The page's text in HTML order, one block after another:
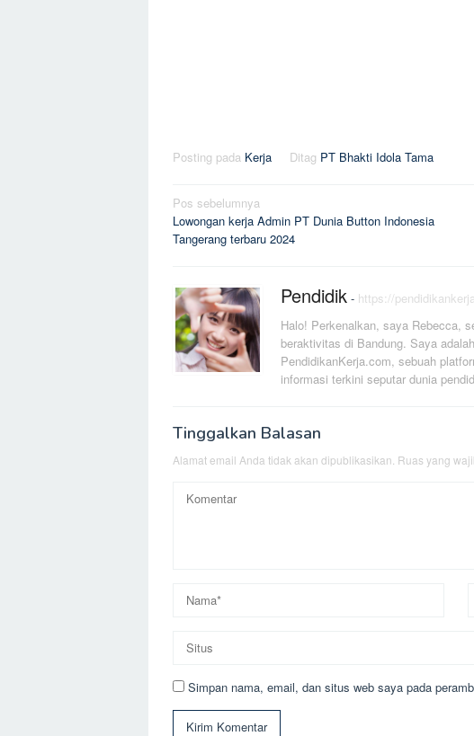
Posting pada Kerja Ditag PT Bhakti Idola Tama
Navigasi
pos
Pos sebelumnya
Lowongan kerja Admin PT Dunia Button Indonesia
Tangerang terbaru 2024
Pendidik - https://
Halo! Perkenalkan, saya Rebecca,
beraktivitas di Bandung. Saya
PendidikanKerja.com, sebuah
informasi terkini seputar dunia
Tinggalkan Balasan
Alamat email Anda tidak akan dipublikasikan. Ruas yang
Simpan nama, email, dan situs web saya pada